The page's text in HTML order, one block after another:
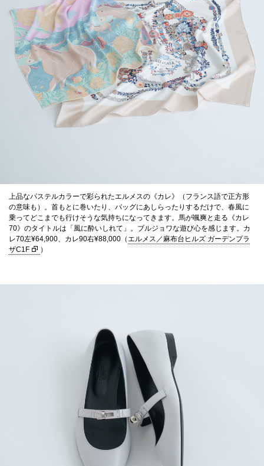
上品なパステルカラーで彩られたエルメスの《カレ》（フランス語で正方形
の意味も）。首もとに巻いたり、バッグにあしらったりするだけで、春風に
乗ってどこまでも行けそうな気持ちになってきます。馬が颯爽と走る《カレ
70》のタイトルは「風に酔いしれて」。ブルジョワな遊び心を感じます。カ
レ70左¥64,900、カレ90右¥88,000（エルメス／麻布台ヒルズ ガーデンプラ
ザC1F
）